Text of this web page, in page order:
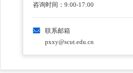
咨询时间：9:00-17:00
联系邮箱
pxxy@scut.edu.cn